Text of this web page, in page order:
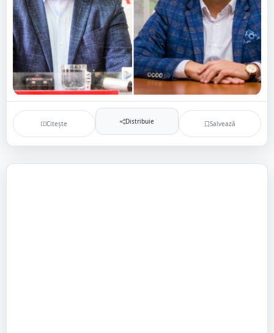
Citește Distribuie Salvează